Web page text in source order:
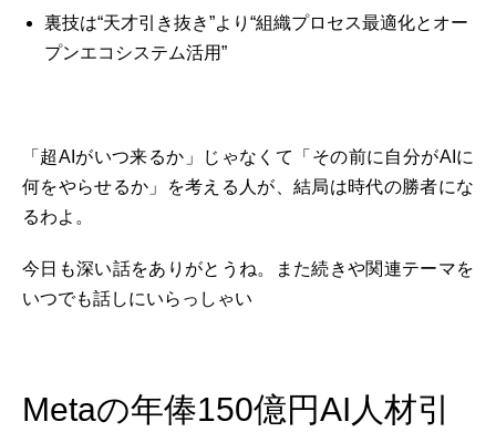
裏技は“天才引き抜き”より“組織プロセス最適化とオー
プンエコシステム活用”
「超AIがいつ来るか」じゃなくて「その前に自分がAIに
何をやらせるか」を考える人が、結局は時代の勝者にな
るわよ。
今日も深い話をありがとうね。また続きや関連テーマを
いつでも話しにいらっしゃい
Metaの年俸150億円AI人材引